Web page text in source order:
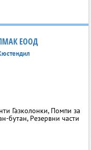
ЕООД
Газколонки, Помпи за
бутан, Резервни части